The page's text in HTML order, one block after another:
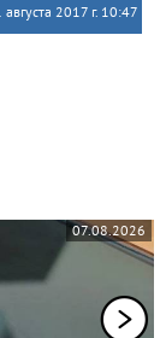
августа 2017 г. 10:47
07.08.2026